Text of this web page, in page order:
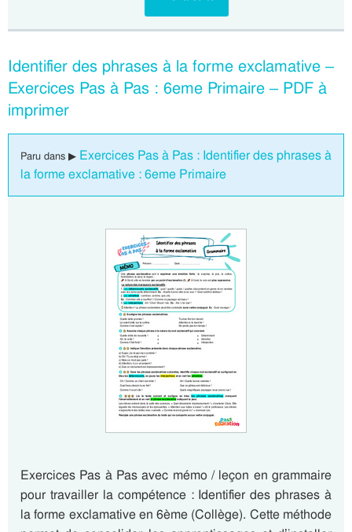
Identifier des phrases à la forme exclamative –
Exercices Pas à Pas : 6eme Primaire – PDF à
imprimer
Paru dans ▶ Exercices Pas à Pas : Identifier des phrases à
la forme exclamative : 6eme Primaire
Exercices Pas à Pas avec mémo / leçon en grammaire
pour travailler la compétence : Identifier des phrases à
la forme exclamative en 6ème (Collège). Cette méthode